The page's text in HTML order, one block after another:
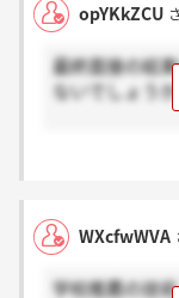
opYKkZCU
最終面接の結
ないでしょう
WXcfwWVA
学校推薦の技